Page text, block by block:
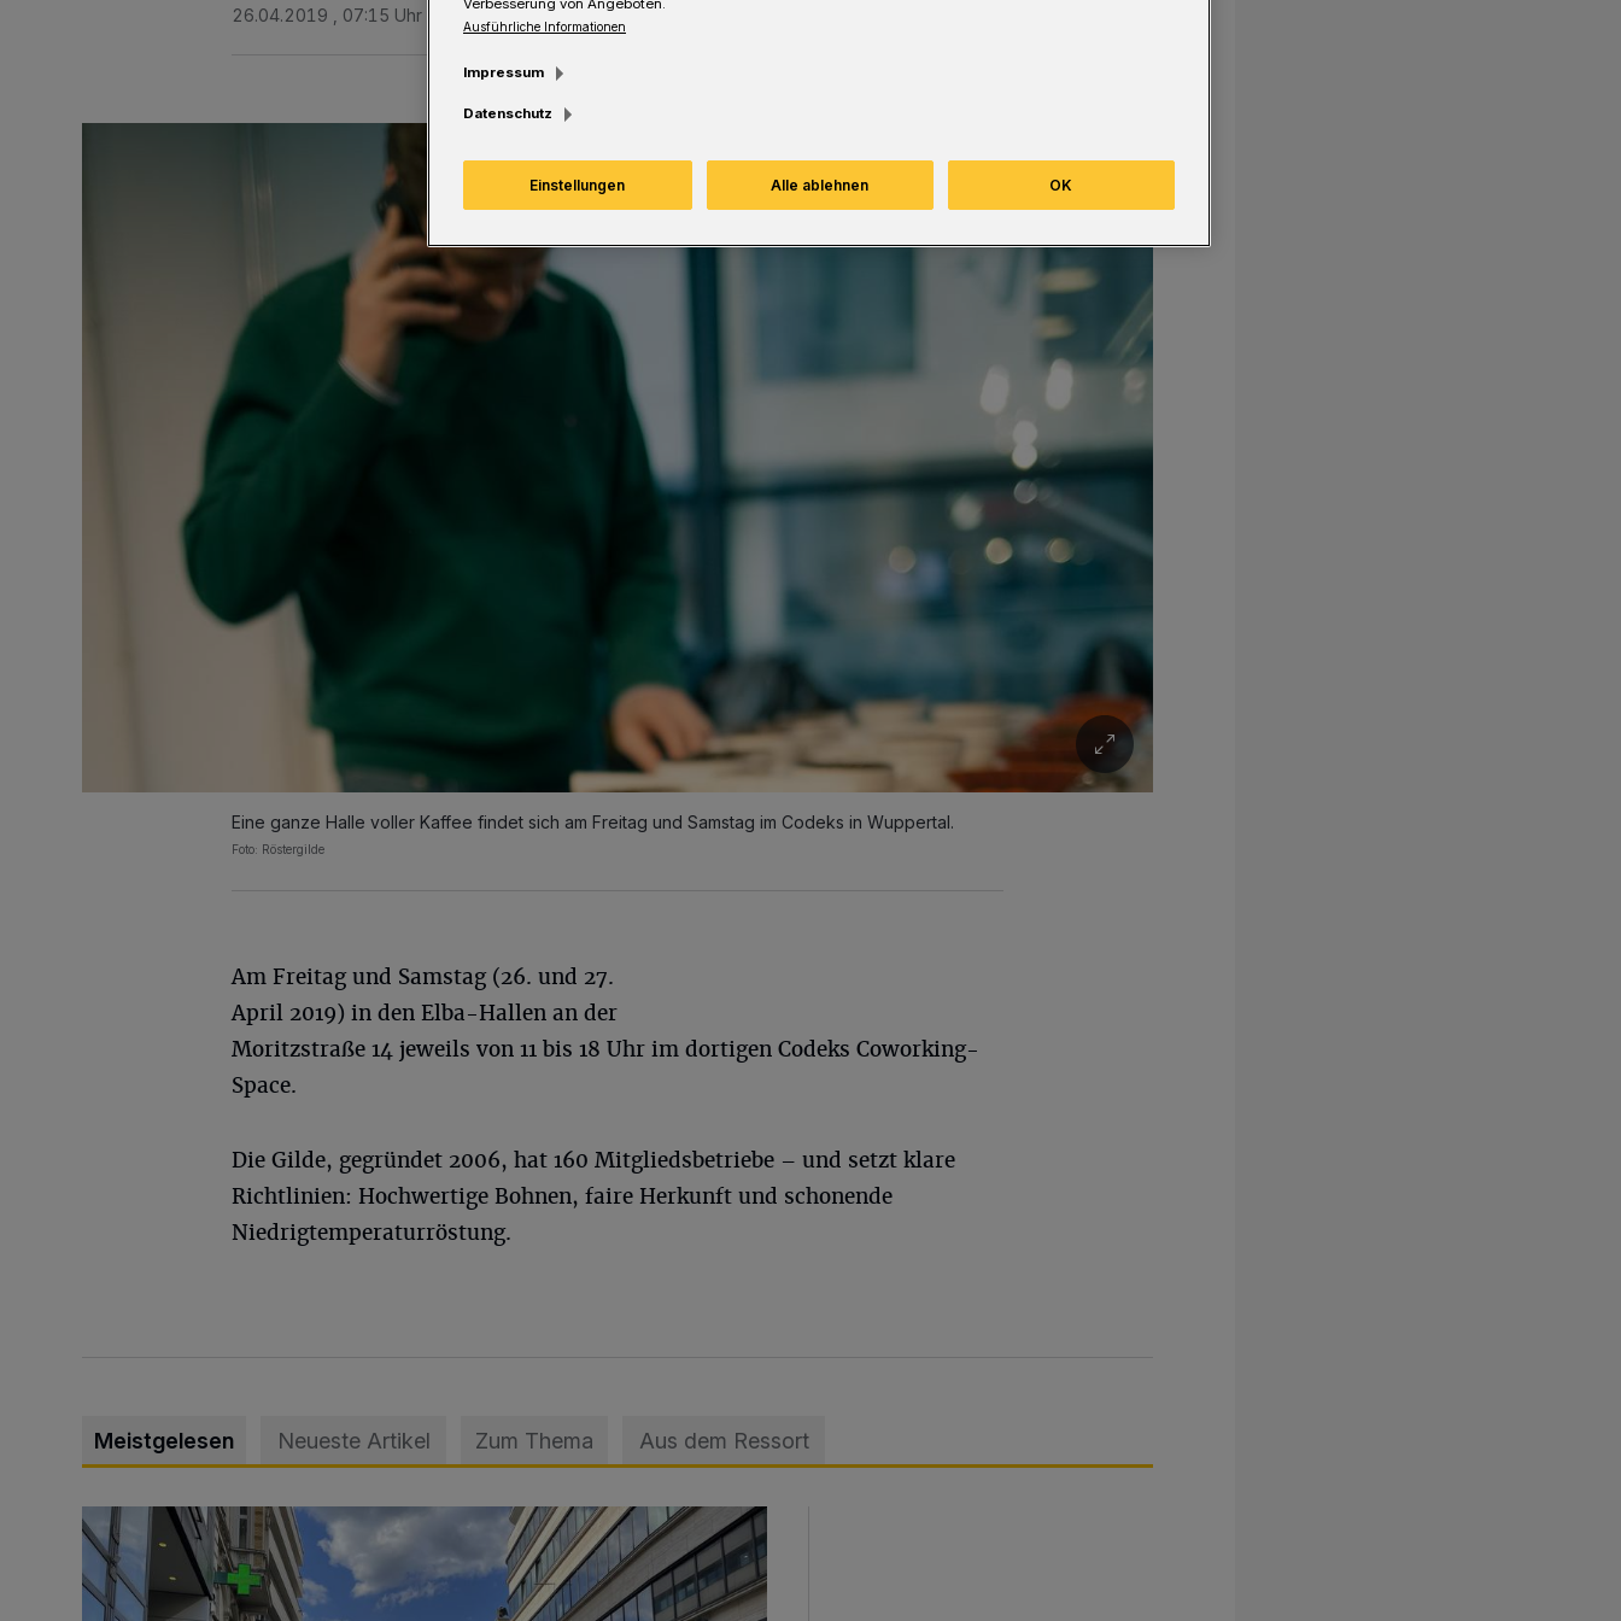
26.04.2019 , 07:15 Uhr Eine Minute Lesezeit
Eine ganze Halle voller Kaffee findet sich am Freitag und Samstag im Codeks in Wuppertal.
Foto: Röstergilde
Am Freitag und Samstag (26. und 27.
April 2019) in den Elba-Hallen an der
Moritzstraße 14 jeweils von 11 bis 18 Uhr im dortigen Codeks Coworking-
Space.
Die Gilde, gegründet 2006, hat 160 Mitgliedsbetriebe – und setzt klare
Richtlinien: Hochwertige Bohnen, faire Herkunft und schonende
Niedrigtemperaturröstung.
Meistgelesen Neueste Artikel Zum Thema Aus dem Ressort
Ein Unzustand und Skandal
Verbesserung von Angeboten.
Ausführliche Informationen
Impressum
Datenschutz
Einstellungen Alle ablehnen OK